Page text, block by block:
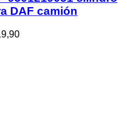
DAF camión